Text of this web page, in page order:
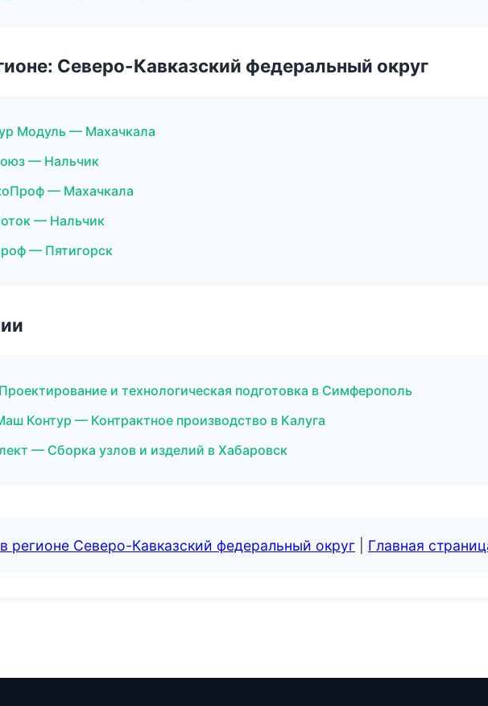
Северо-Кавказский федеральный округ
Модуль — Махачкала
— Нальчик
— Махачкала
— Нальчик
— Пятигорск
и технологическая подготовка в Симферополь
Контур — Контрактное производство в Калуга
— Сборка узлов и изделий в Хабаровск
регионе Северо-Кавказский федеральный округ Главная